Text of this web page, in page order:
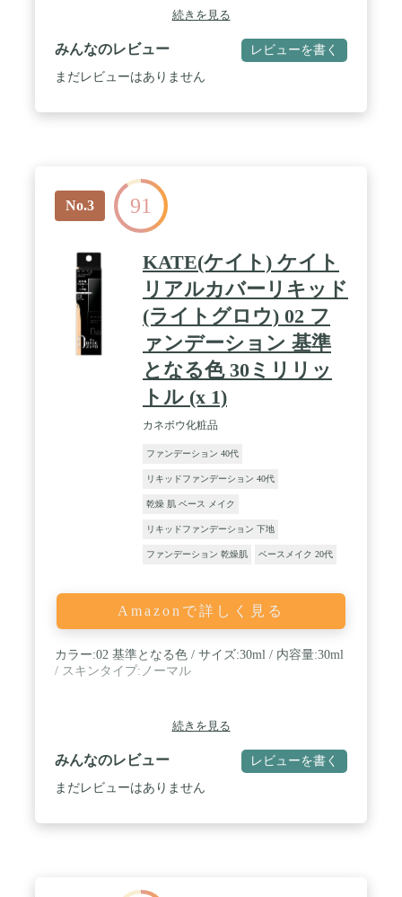
合で、うるおい感は残しつつ油分を吸収。しっかり
密着。13色展開 / スキンケア等で肌を整えた後、手
の甲にファンデーションを適量とり、指先で両ほ
ほ・額・鼻・あごの5点に置き、顔全体になじませ
てください。 / 内容:メイベリン フィットミー リキ
続きを見る
みんなのレビュー レビューを書く
まだレビューはありません
No.3 91
KATE(ケイト) ケイト
リアルカバーリキッド
(ライトグロウ) 02 フ
ァンデーション 基準
となる色 30ミリリッ
トル (x 1)
カネボウ化粧品
ファンデーション 40代
リキッドファンデーション 40代
乾燥 肌 ベース メイク
リキッドファンデーション 下地
ファンデーション 乾燥肌 ベースメイク 20代
Amazonで詳しく見る
カラー:02 基準となる色 / サイズ:30ml / 内容量:30ml
/ スキンタイプ:ノーマル
続きを見る
みんなのレビュー レビューを書く
まだレビューはありません